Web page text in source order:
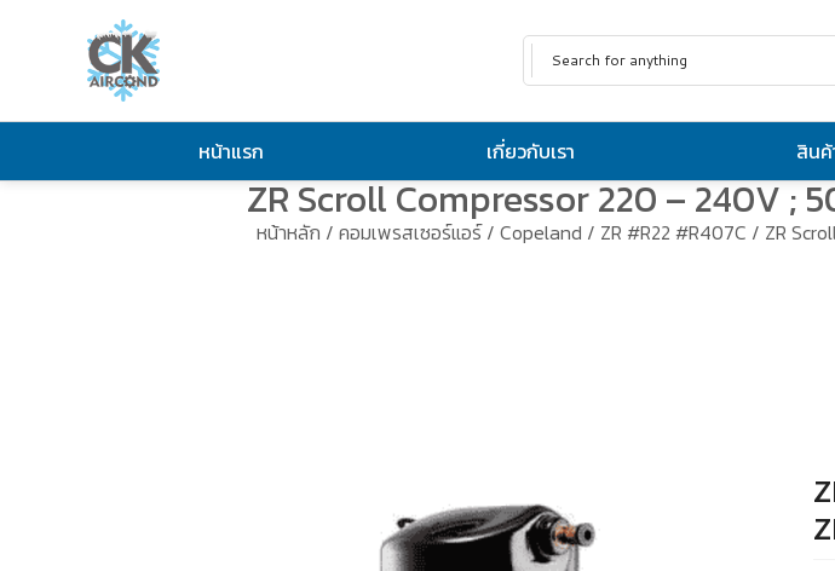
หน้าแรก เกี่ยวกับเรา สินค้
ZR Scroll Compressor 220 – 240V ;
หน้าหลัก / คอมเพรสเซอร์แอร์/ Copeland / ZR #R22 #R407C / ZR